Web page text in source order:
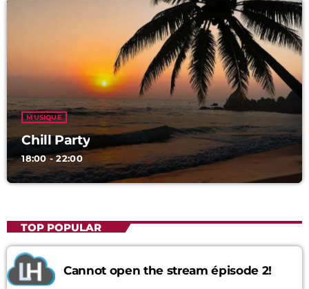
MUSIQUE
Chill Party
18:00 - 22:00
TOP POPULAR
Cannot open the stream épisode 2!